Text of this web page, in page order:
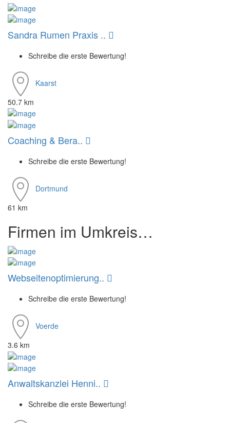
Sandra Rumen Praxis ..
Schreibe die erste Bewertung!
Kaarst
50.7 km
Coaching & Bera..
Schreibe die erste Bewertung!
Dortmund
61 km
Firmen im Umkreis…
Webseitenoptimierung..
Schreibe die erste Bewertung!
Voerde
3.6 km
Anwaltskanzlei Henni..
Schreibe die erste Bewertung!